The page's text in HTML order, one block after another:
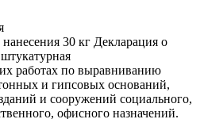
Декларация о
работах по выравниванию
и гипсовых оснований,
и сооружений социального,
офисного назначений.